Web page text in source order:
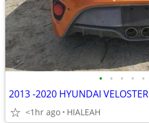
• • • • •
2013 -2020 HYUNDAI VELOSTER
<1hr ago HIALEAH